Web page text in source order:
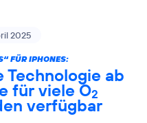
2025
FÜR IPHONES:
Technologie ab
für viele O2
verfügbar